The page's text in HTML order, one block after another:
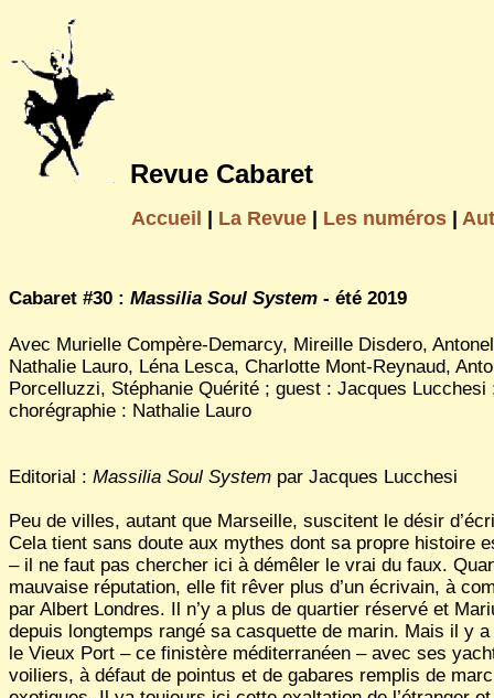
Revue Cabaret
Accueil La Revue Les numéros
Cabaret #30 : Massilia Soul System - été 2019
Avec Murielle Compère-Demarcy, Mireille Disdero,
Nathalie Lauro, Léna Lesca, Charlotte Mont-Reynaud,
Porcelluzzi, Stéphanie Quérité ; guest : Jacques Lucchesi
chorégraphie : Nathalie Lauro
Editorial : Massilia Soul System par Jacques Lucchesi
Peu de villes, autant que Marseille, suscitent le désir
Cela tient sans doute aux mythes dont sa propre histoire
– il ne faut pas chercher ici à démêler le vrai du faux.
mauvaise réputation, elle fit rêver plus d’un écrivain, à
par Albert Londres. Il n’y a plus de quartier réservé et
depuis longtemps rangé sa casquette de marin. Mais il y
le Vieux Port – ce finistère méditerranéen – avec ses
voiliers, à défaut de pointus et de gabares remplis de